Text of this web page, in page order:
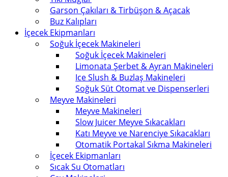
Garson Çakıları & Tirbüşon & Açacak
Buz Kalıpları
İçecek Ekipmanları
Soğuk İçecek Makineleri
Soğuk İçecek Makineleri
Limonata Şerbet & Ayran Makineleri
Ice Slush & Buzlaş Makineleri
Soğuk Süt Otomat ve Dispenserleri
Meyve Makineleri
Meyve Makineleri
Slow Juicer Meyve Sıkacakları
Katı Meyve ve Narenciye Sıkacakları
Otomatik Portakal Sıkma Makineleri
İçecek Ekipmanları
Sıcak Su Otomatları